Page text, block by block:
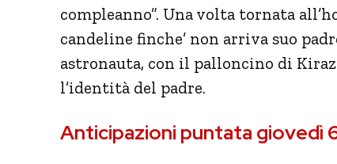
compleanno”. Una volta tornata
candeline finche’ non arriva suo
astronauta, con il palloncino di
l’identità del padre.
Anticipazioni puntata giovedì